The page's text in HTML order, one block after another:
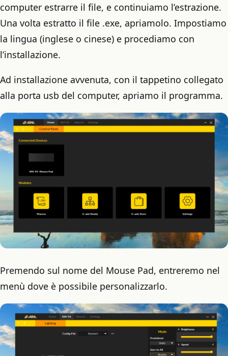
computer estrarre il file, e continuiamo l’estrazione.
Una volta estratto il file .exe, apriamolo. Impostiamo
la lingua (inglese o cinese) e procediamo con
l’installazione.
Ad installazione avvenuta, con il tappetino collegato
alla porta usb del computer, apriamo il programma.
Premendo sul nome del Mouse Pad, entreremo nel
menù dove è possibile personalizzarlo.